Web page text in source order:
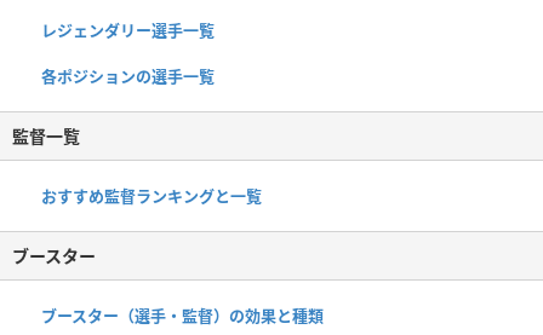
レジェンダリー選手一覧
各ポジションの選手一覧
監督一覧
おすすめ監督ランキングと一覧
ブースター
ブースター（選手・監督）の効果と種類